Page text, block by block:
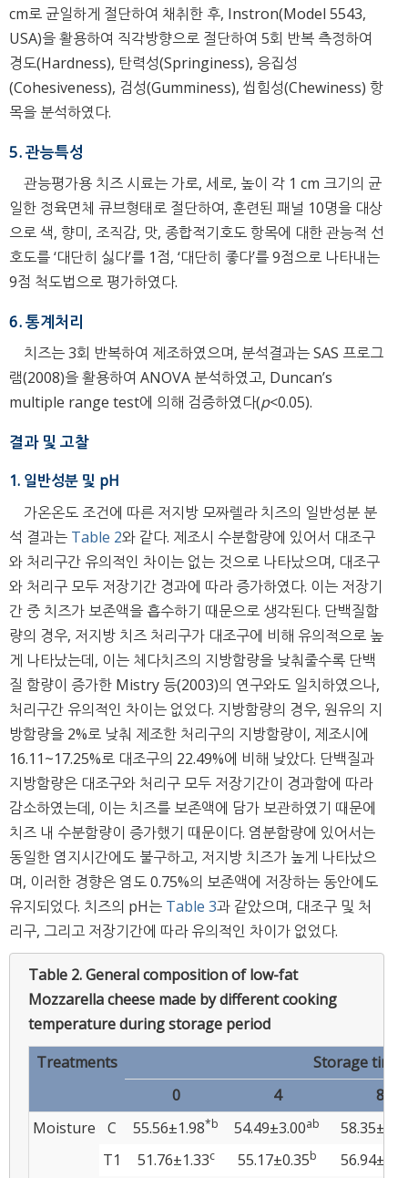
cm로 균일하게 절단하여 채취한 후, Instron(Model 5543,
USA)을 활용하여 직각방향으로 절단하여 5회 반복 측정하여
경도(Hardness), 탄력성(Springiness), 응집성
(Cohesiveness), 검성(Gumminess), 씹힘성(Chewiness) 항
목을 분석하였다.
5. 관능특성
관능평가용 치즈 시료는 가로, 세로, 높이 각 1 cm 크기의 균
일한 정육면체 큐브형태로 절단하여, 훈련된 패널 10명을 대상
으로 색, 향미, 조직감, 맛, 종합적기호도 항목에 대한 관능적 선
호도를 ‘대단히 싫다’를 1점, ‘대단히 좋다’를 9점으로 나타내는
9점 척도법으로 평가하였다.
6. 통계처리
치즈는 3회 반복하여 제조하였으며, 분석결과는 SAS 프로그
램(2008)을 활용하여 ANOVA 분석하였고, Duncan’s
multiple range test에 의해 검증하였다(p<0.05).
결과 및 고찰
1. 일반성분 및 pH
가온온도 조건에 따른 저지방 모짜렐라 치즈의 일반성분 분
석 결과는 Table 2와 같다. 제조시 수분함량에 있어서 대조구
와 처리구간 유의적인 차이는 없는 것으로 나타났으며, 대조구
와 처리구 모두 저장기간 경과에 따라 증가하였다. 이는 저장기
간 중 치즈가 보존액을 흡수하기 때문으로 생각된다. 단백질함
량의 경우, 저지방 치즈 처리구가 대조구에 비해 유의적으로 높
게 나타났는데, 이는 체다치즈의 지방함량을 낮춰줄수록 단백
질 함량이 증가한 Mistry 등(2003)의 연구와도 일치하였으나,
처리구간 유의적인 차이는 없었다. 지방함량의 경우, 원유의 지
방함량을 2%로 낮춰 제조한 처리구의 지방함량이, 제조시에
16.11~17.25%로 대조구의 22.49%에 비해 낮았다. 단백질과
지방함량은 대조구와 처리구 모두 저장기간이 경과함에 따라
감소하였는데, 이는 치즈를 보존액에 담가 보관하였기 때문에
치즈 내 수분함량이 증가했기 때문이다. 염분함량에 있어서는
동일한 염지시간에도 불구하고, 저지방 치즈가 높게 나타났으
며, 이러한 경향은 염도 0.75%의 보존액에 저장하는 동안에도
유지되었다. 치즈의 pH는 Table 3과 같았으며, 대조구 및 처
리구, 그리고 저장기간에 따라 유의적인 차이가 없었다.
Table 2.General composition of low-fat
Mozzarella cheese made by different cooking
temperature during storage period
Treatments
Storage time
0
4
8
Moisture
C 55.56±1.98*b 54.49±3.00ab
T1
51.76±1.33c 55.17±0.35b